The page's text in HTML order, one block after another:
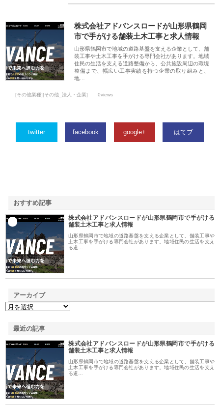
株式会社アドバンスロードが山形県鶴岡
市で手がける舗装土木工事と求人情報
山形県鶴岡市で地域の道路基盤を支える企業として、舗
装工事や土木工事を手がける専門会社があります。地域
住民の生活を支える道路整備から、公共施設周辺の環境
整備まで、幅広い工事実績を持つ企業の取り組みと、
地…
[その他業種][その他_法人・企業] 0views
twitter facebook google+ はてブ
おすすめ記事
株式会社アドバンスロードが山形県鶴岡市で手がける
舗装土木工事と求人情報
山形県鶴岡市で地域の道路基盤を支える企業として、舗装工事や
土木工事を手がける専門会社があります。地域住民の生活を支え
る道…
アーカイブ
最近の記事
株式会社アドバンスロードが山形県鶴岡市で手がける
舗装土木工事と求人情報
山形県鶴岡市で地域の道路基盤を支える企業として、舗装工事や
土木工事を手がける専門会社があります。地域住民の生活を支え
る道…